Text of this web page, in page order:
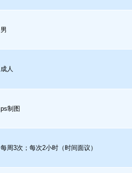
男
成人
ps制图
每周3次；每次2小时（时间面议）